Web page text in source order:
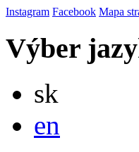
Instagram Facebook Mapa
Výber
sk
en